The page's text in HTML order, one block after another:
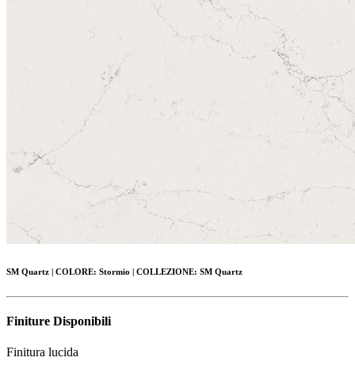
SM Quartz | COLORE: Stormio | COLLEZIONE: SM Quartz
Finiture Disponibili
Finitura lucida